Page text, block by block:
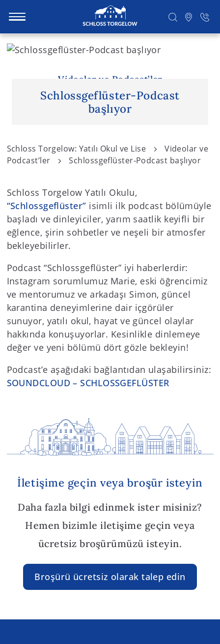
S
Videolar ve Podcast’ler
Schlossgeflüster-Podcast
başlıyor
Schloss Torgelow: Yatılı Okul ve Lise
Videolar ve
Podcast’ler
Schlossgeflüster-Podcast başlıyor
Schloss Torgelow Yatılı Okulu,
“Schlossgeflüster” isimli ilk podcast bölümüyle
başladı ve dinleyiciler, yarım saatlik keyifli bir
eğlence, şirin sohbetler ve neşeli bir atmosfer
bekleyebilirler.
Podcast “Schlossgeflüster” iyi haberlerdir:
Instagram sorumlumuz Marie, eski öğrencimiz
ve mentorumuz ve arkadaşı Simon, güncel
karantina deneyimlerine dair içgörüler
sunuyor, yatılı okul, hayat ve güncel olaylar
hakkında konuşuyorlar. Kesinlikle dinlemeye
değer ve yeni bölümü dört gözle bekleyin!
Podcast’e aşağıdaki bağlantıdan ulaşabilirsiniz:
SOUNDCLOUD – SCHLOSSGEFLÜSTER
İletişime geçin veya broşür isteyin
Daha fazla bilgi edinmek ister misiniz?
Hemen bizimle iletişime geçin veya
ücretsiz broşürümüzü isteyin.
Broşürü ücretsiz olarak talep edin